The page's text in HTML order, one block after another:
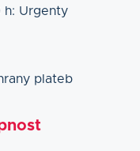
h: Urgenty
plateb